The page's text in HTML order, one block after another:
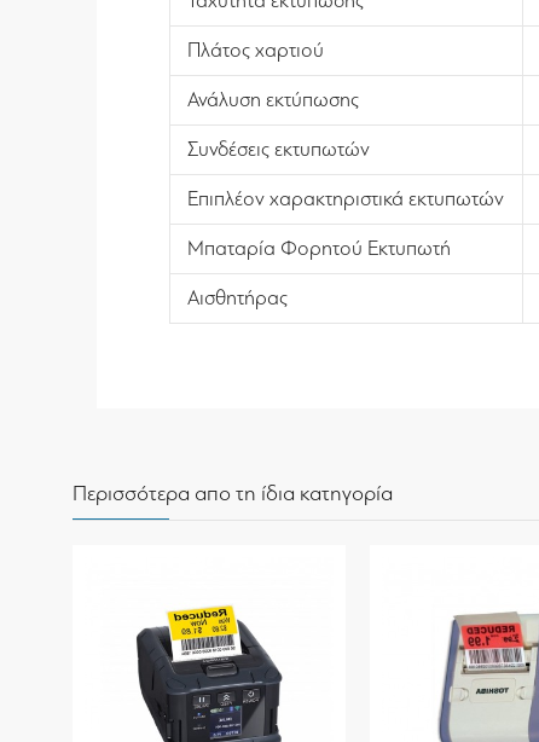
Πλάτος χαρτιού
Ανάλυση εκτύπωσης
Συνδέσεις εκτυπωτών
Επιπλέον χαρακτηριστικά εκτυπωτών
Μπαταρία Φορητού Εκτυπωτή
Αισθητήρας
Περισσότερα απο τη ίδια κατηγορία